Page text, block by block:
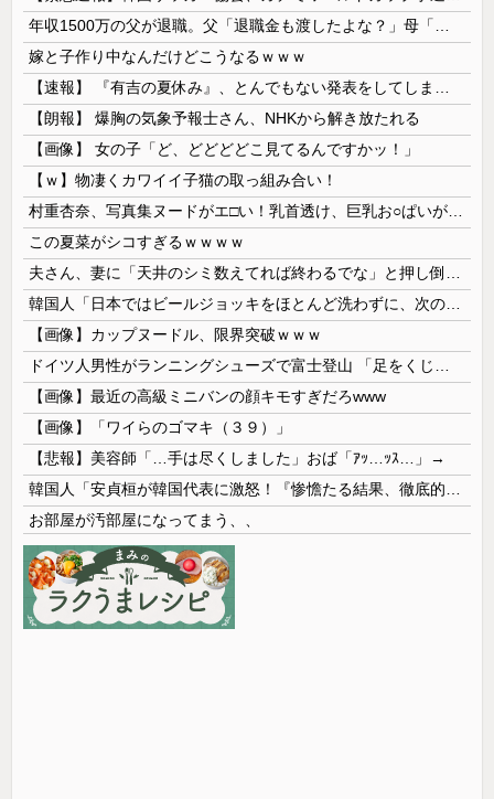
嫁と子作り中なんだけどこうなるｗｗｗ
【朗報】 爆胸の気象予報士さん、NHKから解き放たれる
【画像】 女の子「ど、どどどどこ見てるんですかッ！」
【ｗ】物凄くカワイイ子猫の取っ組み合い！
この夏菜がシコすぎるｗｗｗｗ
【画像】カップヌードル、限界突破ｗｗｗ
【画像】最近の高級ミニバンの顔キモすぎだろwww
【画像】「ワイらのゴマキ（３９）」
【悲報】美容師「…手は尽くしました」おば「ｱｯ…ｯｽ…」→
お部屋が汚部屋になってまう、、